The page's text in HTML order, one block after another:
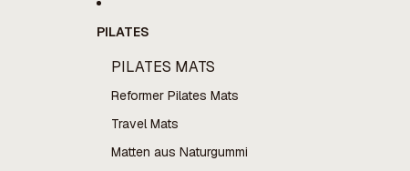
PILATES
PILATES MATS
Reformer Pilates Mats
Travel Mats
Matten aus Naturgummi